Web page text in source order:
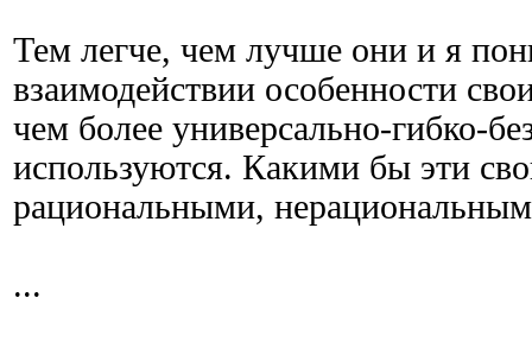
Тем легче, чем лучше они и я
взаимодействии особенности
чем более универсально-гибко-
используются. Какими бы эти
рациональными,
...